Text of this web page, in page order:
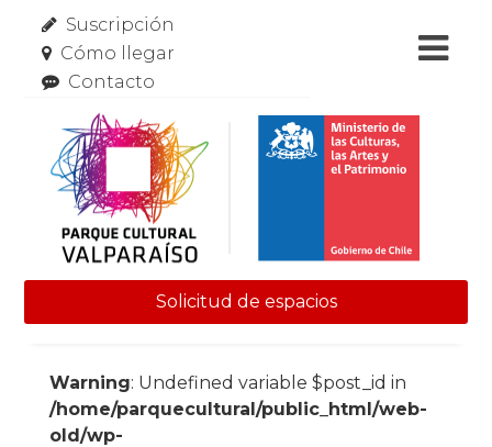
Suscripción
Cómo llegar
Contacto
Solicitud de espacios
Warning: Undefined variable $post_id in
/home/parquecultural/public_html/web-
old/wp-